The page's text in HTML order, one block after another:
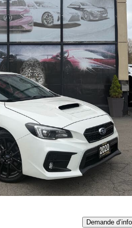
Affaire
Demande d’info